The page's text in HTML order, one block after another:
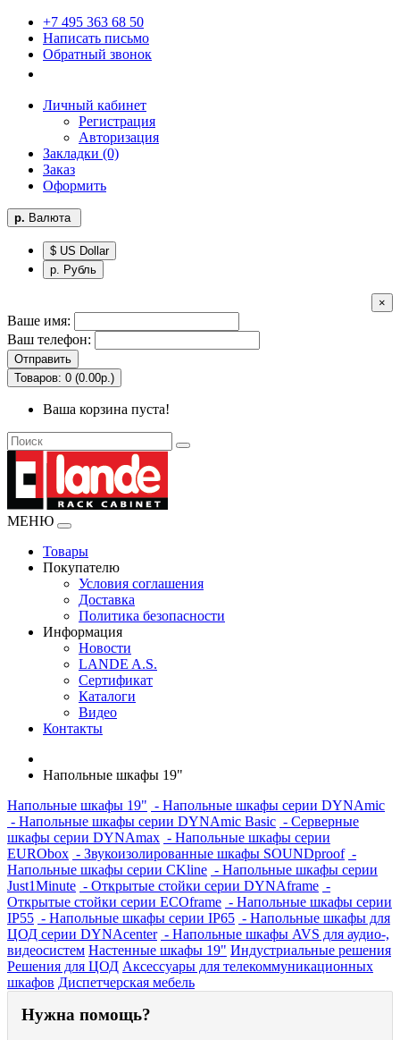
+7 495 363 68 50
Написать письмо
Обратный звонок
Личный кабинет
Регистрация
Авторизация
Закладки (0)
Заказ
Оформить
р. Валюта
$ US Dollar
р. Рубль
×
Ваше имя:
Ваш телефон:
Отправить
Товаров: 0 (0.00р.)
Ваша корзина пуста!
МЕНЮ
Товары
Покупателю
Условия соглашения
Доставка
Политика безопасности
Информация
Новости
LANDE A.S.
Сертификат
Каталоги
Видео
Контакты
Напольные шкафы 19"
Напольные шкафы 19" - Напольные шкафы серии DYNAmic
- Напольные шкафы серии DYNAmic Basic - Серверные
шкафы серии DYNAmax - Напольные шкафы серии
EURObox - Звукоизолированные шкафы SOUNDproof -
Напольные шкафы серии CKline - Напольные шкафы серии
Just1Minute - Открытые стойки серии DYNAframe -
Открытые стойки серии ECOframe - Напольные шкафы серии
IP55 - Напольные шкафы серии IP65 - Напольные шкафы для
ЦОД серии DYNAcenter - Напольные шкафы AVS для аудио-,
видеосистем Настенные шкафы 19" Индустриальные решения
Решения для ЦОД Аксессуары для телекоммуникационных
шкафов Диспетчерская мебель
Нужна помощь?